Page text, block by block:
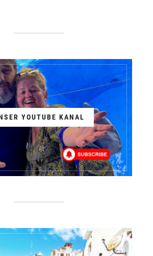
YOUTUBE KANAL